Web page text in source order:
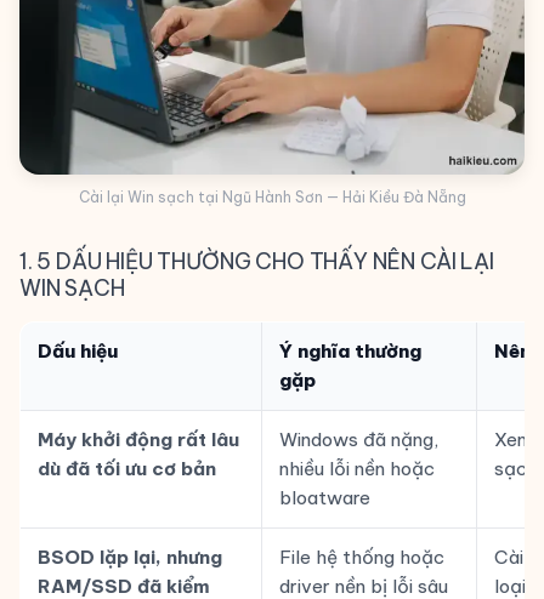
Cài lại Win sạch tại Ngũ Hành Sơn — Hải Kiều Đà Nẵng
1. 5 DẤU HIỆU THƯỜNG CHO THẤY NÊN CÀI LẠI
WIN SẠCH
Dấu hiệu
Ý nghĩa thường
gặp
Nên
Máy khởi động rất lâu
dù đã tối ưu cơ bản
Windows đã nặng,
nhiều lỗi nền hoặc
bloatware
Xem
sạch
BSOD lặp lại, nhưng
RAM/SSD đã kiểm
File hệ thống hoặc
driver nền bị lỗi sâu
Cài
loại